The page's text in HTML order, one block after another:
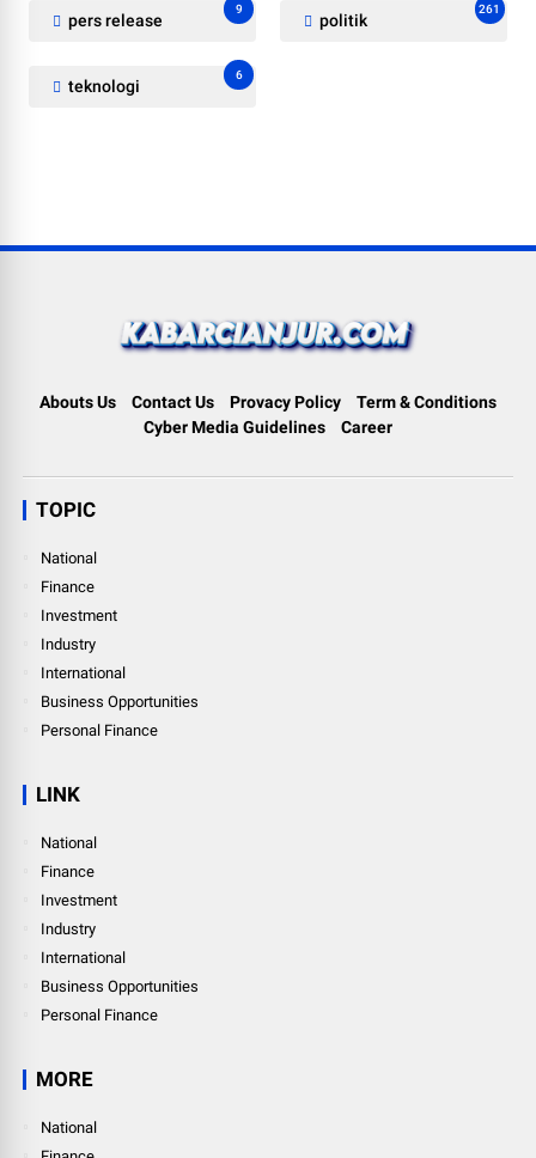
pers release
9
politik
261
teknologi
6
Abouts Us Contact Us Provacy Policy
Term & Conditions
Cyber Media Guidelines
Career
TOPIC
National
Finance
Investment
Industry
International
Business Opportunities
Personal Finance
LINK
National
Finance
Investment
Industry
International
Business Opportunities
Personal Finance
MORE
National